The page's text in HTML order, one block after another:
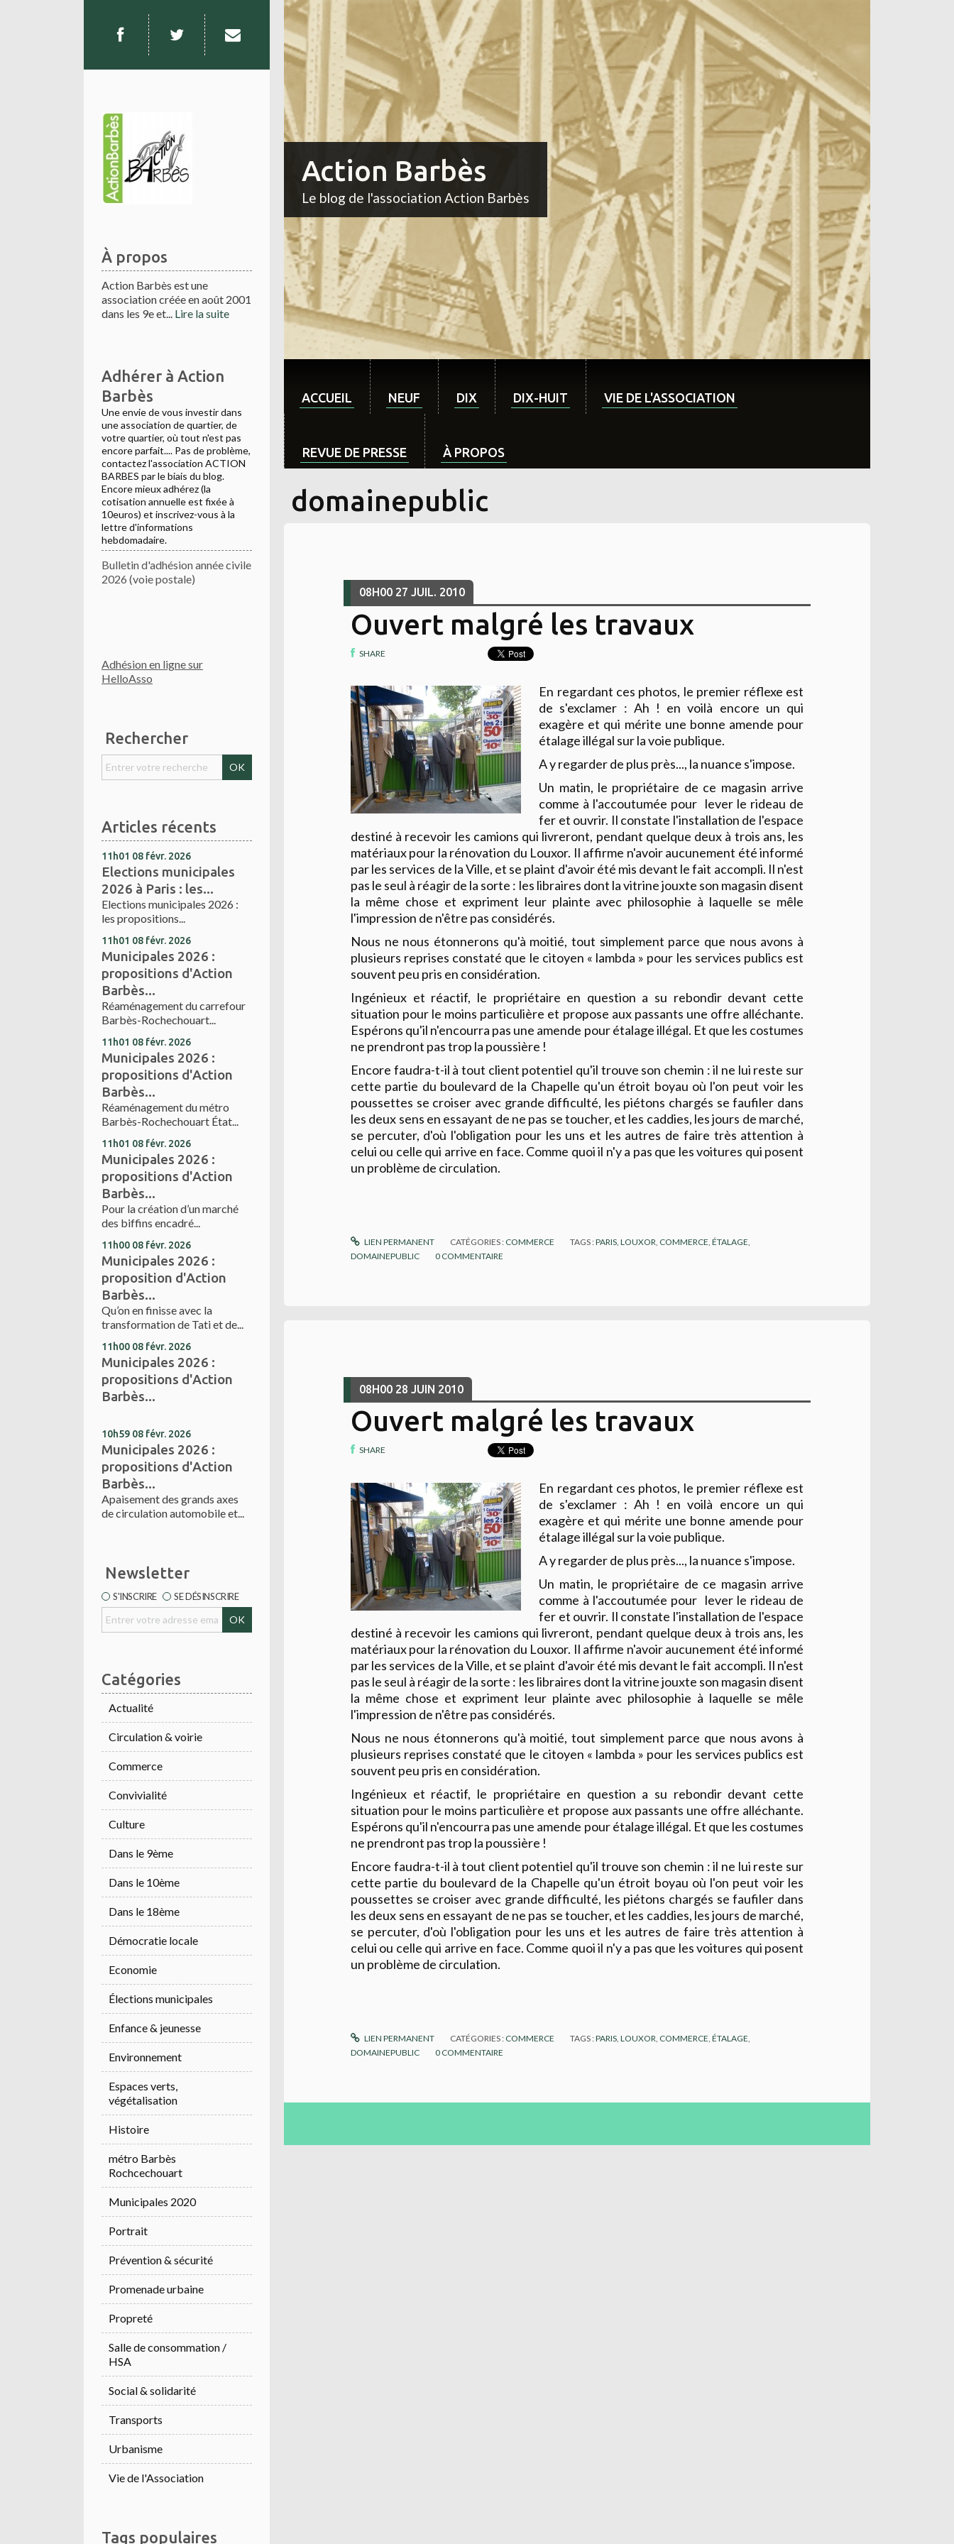
À propos
Action Barbès est une
association créée en août 2001
dans les 9e et... Lire la suite
Adhérer à Action
Barbès
Une envie de vous investir dans
une association de quartier, de
votre quartier, où tout n'est pas
encore parfait.... Pas de problème,
contactez l'association ACTION
BARBES par le biais du blog.
Encore mieux adhérez (la
cotisation annuelle est fixée à
10euros) et inscrivez-vous à la
lettre d'informations
hebdomadaire.
Bulletin d'adhésion année civile
2026 (voie postale)
Adhésion en ligne sur
HelloAsso
Rechercher
Articles récents
11h01 08 févr. 2026
Elections municipales
2026 à Paris : les...
Elections municipales 2026 :
les propositions...
11h01 08 févr. 2026
Municipales 2026 :
propositions d'Action
Barbès...
Réaménagement du carrefour
Barbès-Rochechouart...
11h01 08 févr. 2026
Municipales 2026 :
propositions d'Action
Barbès...
Réaménagement du métro
Barbès-Rochechouart État...
11h01 08 févr. 2026
Municipales 2026 :
propositions d'Action
Barbès...
Pour la création d’un marché
des biffins encadré...
11h00 08 févr. 2026
Municipales 2026 :
proposition d'Action
Barbès...
Qu’on en finisse avec la
transformation de Tati et de...
11h00 08 févr. 2026
Municipales 2026 :
propositions d'Action
Barbès...
10h59 08 févr. 2026
Municipales 2026 :
propositions d'Action
Barbès...
Apaisement des grands axes
de circulation automobile et...
Newsletter
S'INSCRIRE SE DÉSINSCRIRE
Catégories
Actualité
Circulation & voirie
Commerce
Convivialité
Culture
Dans le 9ème
Dans le 10ème
Dans le 18ème
Démocratie locale
Economie
Élections municipales
Enfance & jeunesse
Environnement
Espaces verts,
végétalisation
Histoire
métro Barbès
Rochcechouart
Municipales 2020
Portrait
Prévention & sécurité
Promenade urbaine
Propreté
Salle de consommation /
HSA
Social & solidarité
Transports
Urbanisme
Vie de l'Association
Tags populaires
Action Barbès
Le blog de l'association Action Barbès
ACCUEIL NEUF DIX DIX-HUIT VIE DE L'ASSOCIATION
REVUE DE PRESSE À PROPOS
domainepublic
08H00 27 JUIL. 2010
Ouvert malgré les travaux
SHARE
En regardant ces photos, le premier réflexe est
de s'exclamer : Ah ! en voilà encore un qui
exagère et qui mérite une bonne amende pour
étalage illégal sur la voie publique.
A y regarder de plus près..., la nuance s'impose.
Un matin, le propriétaire de ce magasin arrive
comme à l'accoutumée pour lever le rideau de
fer et ouvrir. Il constate l'installation de l'espace
destiné à recevoir les camions qui livreront, pendant quelque deux à trois ans, les
matériaux pour la rénovation du Louxor. Il affirme n'avoir aucunement été informé
par les services de la Ville, et se plaint d'avoir été mis devant le fait accompli. Il n'est
pas le seul à réagir de la sorte : les libraires dont la vitrine jouxte son magasin disent
la même chose et expriment leur plainte avec philosophie à laquelle se mêle
l'impression de n'être pas considérés.
Nous ne nous étonnerons qu'à moitié, tout simplement parce que nous avons à
plusieurs reprises constaté que le citoyen « lambda » pour les services publics est
souvent peu pris en considération.
Ingénieux et réactif, le propriétaire en question a su rebondir devant cette
situation pour le moins particulière et propose aux passants une offre alléchante.
Espérons qu'il n'encourra pas une amende pour étalage illégal. Et que les costumes
ne prendront pas trop la poussière !
Encore faudra-t-il à tout client potentiel qu'il trouve son chemin : il ne lui reste sur
cette partie du boulevard de la Chapelle qu'un étroit boyau où l'on peut voir les
poussettes se croiser avec grande difficulté, les piétons chargés se faufiler dans
les deux sens en essayant de ne pas se toucher, et les caddies, les jours de marché,
se percuter, d'où l'obligation pour les uns et les autres de faire très attention à
celui ou celle qui arrive en face. Comme quoi il n'y a pas que les voitures qui posent
un problème de circulation.
LIEN PERMANENT CATÉGORIES : COMMERCE TAGS :PARIS ,LOUXOR COMMERCE ,ÉTALAGE
DOMAINEPUBLIC
0 COMMENTAIRE
08H00 28 JUIN 2010
Ouvert malgré les travaux
SHARE
En regardant ces photos, le premier réflexe est
de s'exclamer : Ah ! en voilà encore un qui
exagère et qui mérite une bonne amende pour
étalage illégal sur la voie publique.
A y regarder de plus près..., la nuance s'impose.
Un matin, le propriétaire de ce magasin arrive
comme à l'accoutumée pour lever le rideau de
fer et ouvrir. Il constate l'installation de l'espace
destiné à recevoir les camions qui livreront, pendant quelque deux à trois ans, les
matériaux pour la rénovation du Louxor. Il affirme n'avoir aucunement été informé
par les services de la Ville, et se plaint d'avoir été mis devant le fait accompli. Il n'est
pas le seul à réagir de la sorte : les libraires dont la vitrine jouxte son magasin disent
la même chose et expriment leur plainte avec philosophie à laquelle se mêle
l'impression de n'être pas considérés.
Nous ne nous étonnerons qu'à moitié, tout simplement parce que nous avons à
plusieurs reprises constaté que le citoyen « lambda » pour les services publics est
souvent peu pris en considération.
Ingénieux et réactif, le propriétaire en question a su rebondir devant cette
situation pour le moins particulière et propose aux passants une offre alléchante.
Espérons qu'il n'encourra pas une amende pour étalage illégal. Et que les costumes
ne prendront pas trop la poussière !
Encore faudra-t-il à tout client potentiel qu'il trouve son chemin : il ne lui reste sur
cette partie du boulevard de la Chapelle qu'un étroit boyau où l'on peut voir les
poussettes se croiser avec grande difficulté, les piétons chargés se faufiler dans
les deux sens en essayant de ne pas se toucher, et les caddies, les jours de marché,
se percuter, d'où l'obligation pour les uns et les autres de faire très attention à
celui ou celle qui arrive en face. Comme quoi il n'y a pas que les voitures qui posent
un problème de circulation.
LIEN PERMANENT CATÉGORIES : COMMERCE TAGS :PARIS,LOUXOR, COMMERCE,ÉTALAGE,
DOMAINEPUBLIC
0 COMMENTAIRE